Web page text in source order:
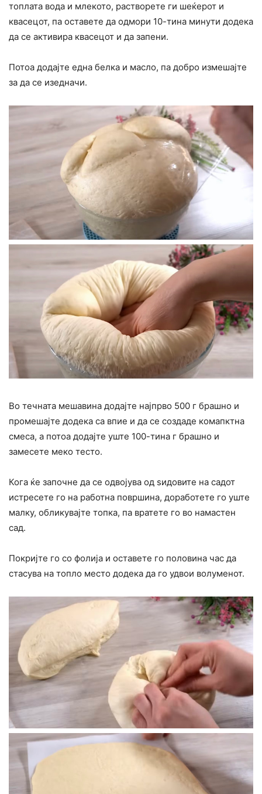
топлата вода и млекото, растворете ги шеќерот и
квасецот, па оставете да одмори 10-тина минути додека
да се активира квасецот и да запени.
Потоа додајте една белка и масло, па добро измешајте
за да се изедначи.
Во течната мешавина додајте најпрво 500 г брашно и
промешајте додека са впие и да се создаде комапктна
смеса, а потоа додајте уште 100-тина г брашно и
замесете меко тесто.
Кога ќе започне да се одвојува од ѕидовите на садот
истресете го на работна површина, доработете го уште
малку, обликувајте топка, па вратете го во намастен
сад.
Покријте го со фолија и оставете го половина час да
стасува на топло место додека да го удвои волуменот.